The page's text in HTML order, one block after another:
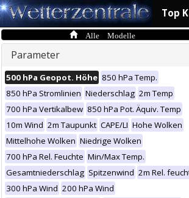
Top
Alle Modelle
Parameter
500 hPa Geopot. Höhe 850 hPa Temp.
850 hPa Stromlinien Niederschlag 2m Temp
700 hPa Vertikalbew 850 hPa Pot. Äquiv. Temp
10m Wind 2m Taupunkt CAPE/LI Hohe Wolken
Mittelhohe Wolken Niedrige Wolken
700 hPa Rel. Feuchte Min/Max Temp.
Gesamtniederschlag Spitzenwind 2m Rel.
300 hPa Wind 200 hPa Wind